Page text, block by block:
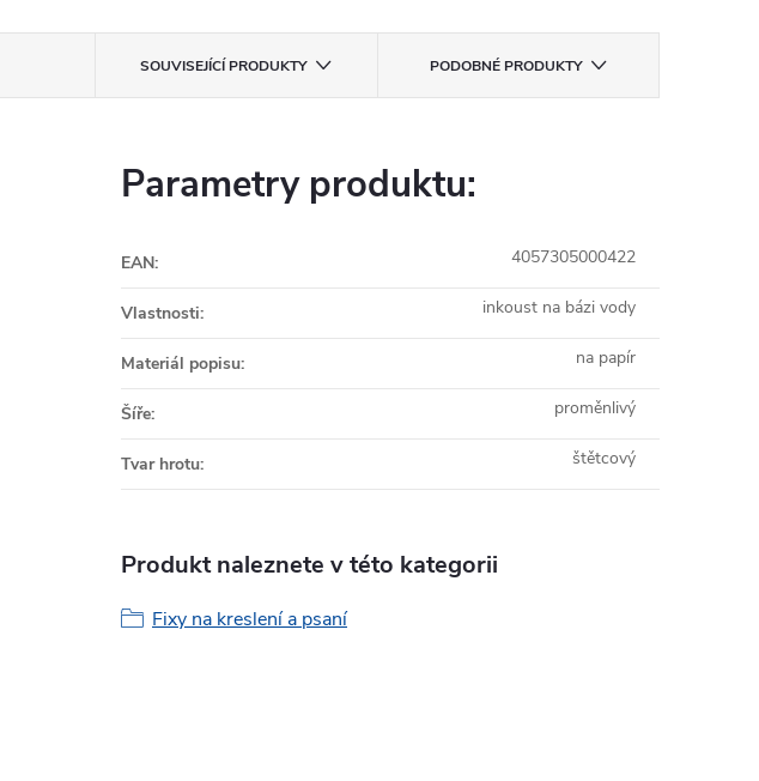
SOUVISEJÍCÍ PRODUKTY PODOBNÉ PRODUKTY
Parametry produktu:
EAN: 4057305000422
Vlastnosti: inkoust na bázi vody
Materiál popisu: na papír
Šíře: proměnlivý
Tvar hrotu: štětcový
Produkt naleznete v této kategorii
Fixy na kreslení a psaní